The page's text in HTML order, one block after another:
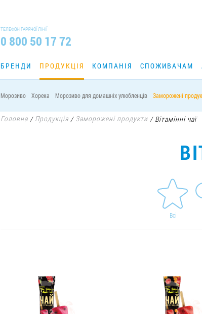
ТЕЛЕФОН ГАРЯЧОЇ ЛІНІЇ
0 800 50 17 72
БРЕНДИ ПРОДУКЦІЯ КОМПАНІЯ СПОЖИВАЧАМ
Морозиво Хорека Морозиво для домашніх улюбленців Заморожені
Головна / Продукція / Заморожені продукти / Вітамінні чаї
Всі